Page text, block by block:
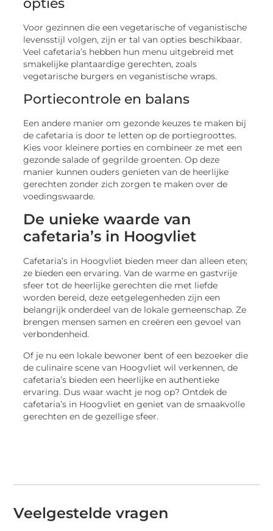
opties
Voor gezinnen die een vegetarische of veganistische
levensstijl volgen, zijn er tal van opties beschikbaar.
Veel cafetaria’s hebben hun menu uitgebreid met
smakelijke plantaardige gerechten, zoals
vegetarische burgers en veganistische wraps.
Portiecontrole en balans
Een andere manier om gezonde keuzes te maken bij
de cafetaria is door te letten op de portiegroottes.
Kies voor kleinere porties en combineer ze met een
gezonde salade of gegrilde groenten. Op deze
manier kunnen ouders genieten van de heerlijke
gerechten zonder zich zorgen te maken over de
voedingswaarde.
De unieke waarde van
cafetaria’s in Hoogvliet
Cafetaria’s in Hoogvliet bieden meer dan alleen eten;
ze bieden een ervaring. Van de warme en gastvrije
sfeer tot de heerlijke gerechten die met liefde
worden bereid, deze eetgelegenheden zijn een
belangrijk onderdeel van de lokale gemeenschap. Ze
brengen mensen samen en creëren een gevoel van
verbondenheid.
Of je nu een lokale bewoner bent of een bezoeker die
de culinaire scene van Hoogvliet wil verkennen, de
cafetaria’s bieden een heerlijke en authentieke
ervaring. Dus waar wacht je nog op? Ontdek de
cafetaria’s in Hoogvliet en geniet van de smaakvolle
gerechten en de gezellige sfeer.
Veelgestelde vragen